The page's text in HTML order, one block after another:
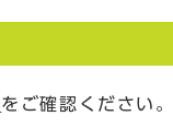
をご確認ください。